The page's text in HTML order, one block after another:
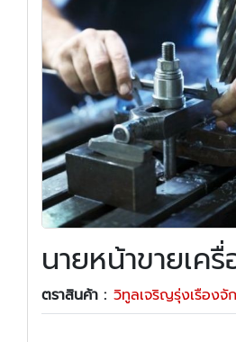
นายหน้าขายเค
ตราสินค้า : วิทูลเจริญรุ่งเรืองจั